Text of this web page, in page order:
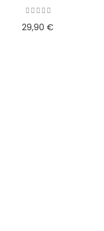
29,90 €